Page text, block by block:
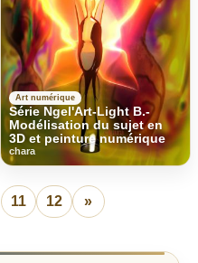
Art numérique
Série Ngel'Art-Light B.-
Modélisation du sujet en
3D et peinture numérique
chara
11 12 »